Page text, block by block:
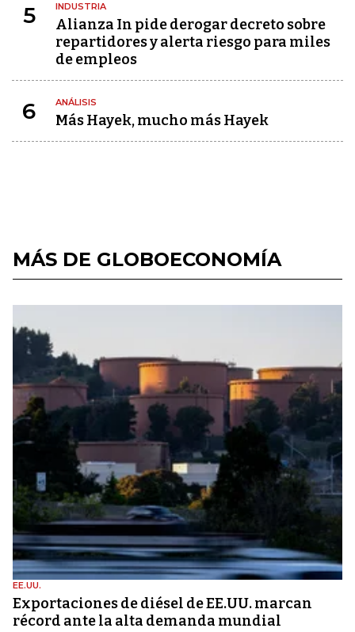
5 INDUSTRIA
Alianza In pide derogar decreto sobre
repartidores y alerta riesgo para miles
de empleos
6 ANÁLISIS
Más Hayek, mucho más Hayek
MÁS DE GLOBOECONOMÍA
EE.UU.
Exportaciones de diésel de EE.UU. marcan
récord ante la alta demanda mundial